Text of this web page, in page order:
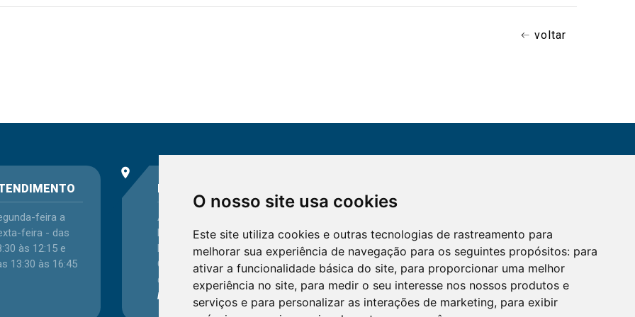
O nosso site usa cookies
Este site utiliza cookies e outras tecnologias de rastreamento para
melhorar sua experiência de navegação para os seguintes propósitos: para
ativar a funcionalidade básica do site, para proporcionar uma melhor
experiência no site, para medir o seu interesse nos nossos produtos e
serviços e para personalizar as interações de marketing, para exibir
voltar
feira a
feira - das
às 12:15 e
13:30 às 16:45
place
ENDEREÇO
Avenida Itaqui, 45,
Bairro Petrópolis,
Porto Alegre - RS -
CEP 90460-140
Confira as demais
localizações
no Estado
Confira os e-mailsaqui